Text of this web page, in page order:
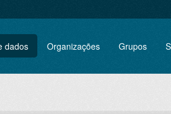
dados Organizações Grupos